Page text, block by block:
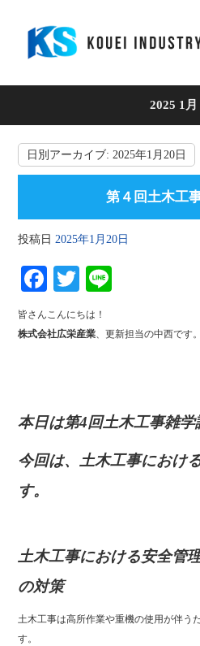
2025 1月
日別アーカイブ:2025年1月20日
第４回土木工
投稿日 2025年1月20日
Fa
ce
bo
T
wi
tte
皆さんこんにちは！
株式会社広栄産業、更新担当の中西です。
本日は第4回土木工事雑学
今回は、土木工事におけ
す。
土木工事における安全管
の対策
土木工事は高所作業や重機の使用が伴う
す。